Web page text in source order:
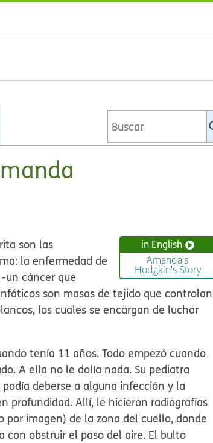
in English
Amanda's
Hodgkin's Story
son las
la enfermedad de
-un cáncer que
son masas de tejido que controlan
los cuales se encargan de luchar
tenía 11 años. Todo empezó cuando
A ella no le dolía nada. Su pediatra
deberse a alguna infección y la
profundidad. Allí, le hicieron radiografías
por imagen) de la zona del cuello, donde
obstruir el paso del aire. El bulto